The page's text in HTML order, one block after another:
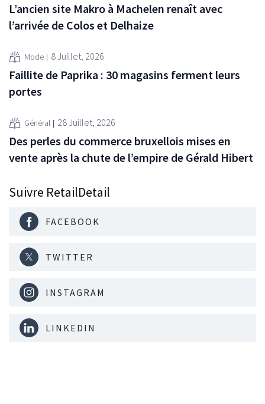
L’ancien site Makro à Machelen renaît avec
l’arrivée de Colos et Delhaize
Mode 8 Juillet, 2026
Faillite de Paprika : 30 magasins ferment leurs
portes
Général 28 Juillet, 2026
Des perles du commerce bruxellois mises en
vente après la chute de l’empire de Gérald Hibert
Suivre RetailDetail
FACEBOOK
TWITTER
INSTAGRAM
LINKEDIN